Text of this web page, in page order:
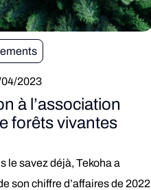
2023
à l’association
forêts vivantes
le savez déjà, Tekoha a
son chiffre d’affaires de 2022